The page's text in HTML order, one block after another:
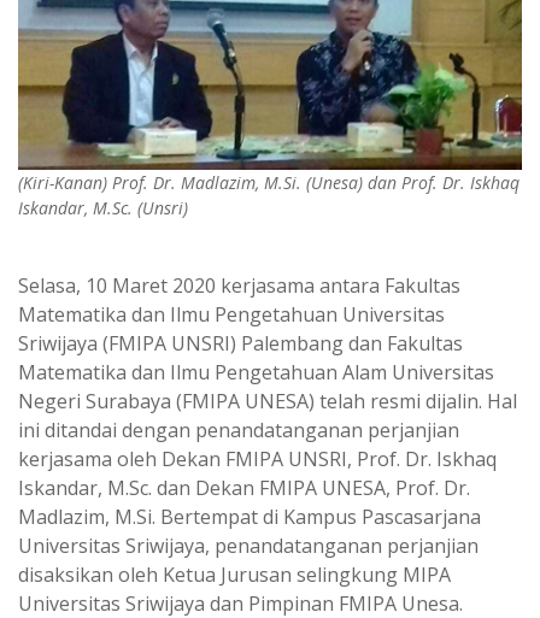
(Kiri-Kanan) Prof. Dr. Madlazim, M.Si. (Unesa) dan Prof. Dr. Iskhaq
Iskandar, M.Sc. (Unsri)
Selasa, 10 Maret 2020 kerjasama antara Fakultas
Matematika dan Ilmu Pengetahuan Universitas
Sriwijaya (FMIPA UNSRI) Palembang dan Fakultas
Matematika dan Ilmu Pengetahuan Alam Universitas
Negeri Surabaya (FMIPA UNESA) telah resmi dijalin. Hal
ini ditandai dengan penandatanganan perjanjian
kerjasama oleh Dekan FMIPA UNSRI, Prof. Dr. Iskhaq
Iskandar, M.Sc. dan Dekan FMIPA UNESA, Prof. Dr.
Madlazim, M.Si. Bertempat di Kampus Pascasarjana
Universitas Sriwijaya, penandatanganan perjanjian
disaksikan oleh Ketua Jurusan selingkung MIPA
Universitas Sriwijaya dan Pimpinan FMIPA Unesa.